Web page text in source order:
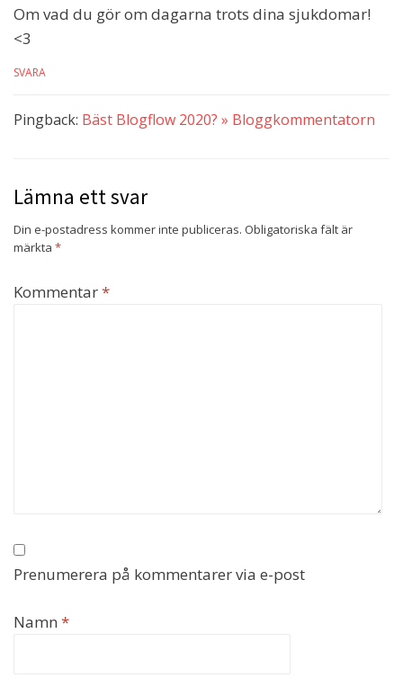
Om vad du gör om dagarna trots dina sjukdomar!
<3
SVARA
Pingback: Bäst Blogflow 2020? » Bloggkommentatorn
Lämna ett svar
Din e-postadress kommer inte publiceras. Obligatoriska fält är
märkta *
Kommentar*
Prenumerera på kommentarer via e-post
Namn *